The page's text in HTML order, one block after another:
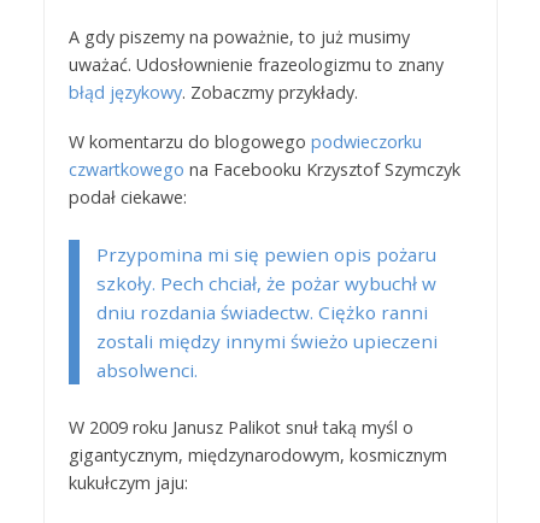
A gdy piszemy na poważnie, to już musimy
uważać. Udosłownienie frazeologizmu to znany
błąd językowy. Zobaczmy przykłady.
W komentarzu do blogowego podwieczorku
czwartkowego na Facebooku Krzysztof Szymczyk
podał ciekawe:
Przypomina mi się pewien opis pożaru
szkoły. Pech chciał, że pożar wybuchł w
dniu rozdania świadectw. Ciężko ranni
zostali między innymi świeżo upieczeni
absolwenci.
W 2009 roku Janusz Palikot snuł taką myśl o
gigantycznym, międzynarodowym, kosmicznym
kukułczym jaju: